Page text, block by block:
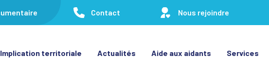
Contact Nous rejoindre
Implication territoriale Actualités Aide aux aidants Services